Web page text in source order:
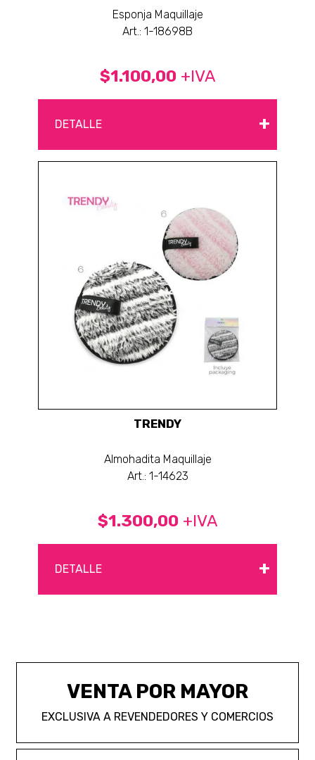
Esponja Maquillaje
Art.: 1-18698B
$1.100,00 +IVA
DETALLE +
TRENDY
Almohadita Maquillaje
Art.: 1-14623
$1.300,00 +IVA
DETALLE +
VENTA POR MAYOR
EXCLUSIVA A REVENDEDORES Y COMERCIOS